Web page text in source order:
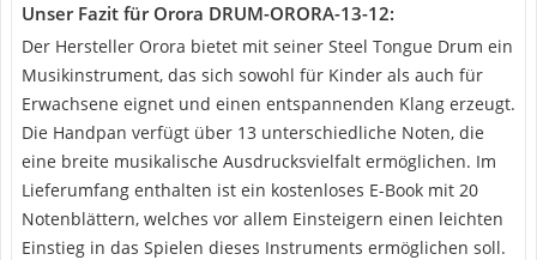
Unser Fazit für Orora DRUM-ORORA-13-12:
Der Hersteller Orora bietet mit seiner Steel Tongue Drum ein
Musikinstrument, das sich sowohl für Kinder als auch für
Erwachsene eignet und einen entspannenden Klang erzeugt.
Die Handpan verfügt über 13 unterschiedliche Noten, die
eine breite musikalische Ausdrucksvielfalt ermöglichen. Im
Lieferumfang enthalten ist ein kostenloses E-Book mit 20
Notenblättern, welches vor allem Einsteigern einen leichten
Einstieg in das Spielen dieses Instruments ermöglichen soll.